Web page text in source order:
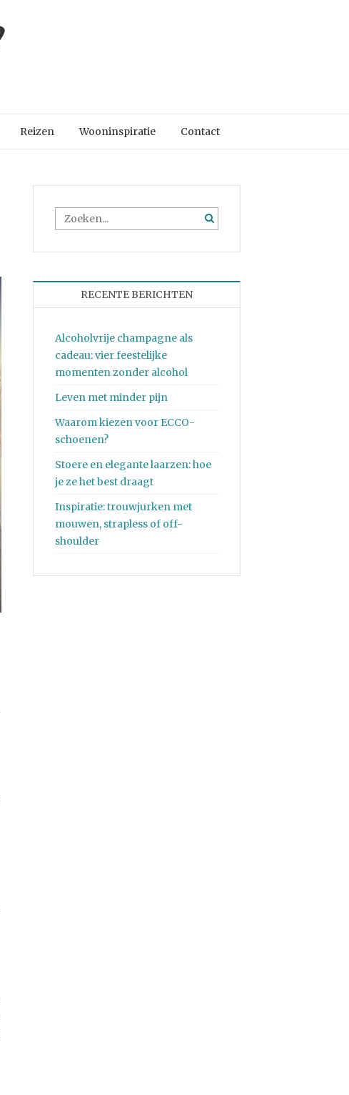
Reizen Wooninspiratie Contact
RECENTE BERICHTEN
Alcoholvrije champagne als
cadeau: vier feestelijke
momenten zonder alcohol
Leven met minder pijn
Waarom kiezen voor ECCO-
schoenen?
Stoere en elegante laarzen: hoe
je ze het best draagt
Inspiratie: trouwjurken met
mouwen, strapless of off-
shoulder